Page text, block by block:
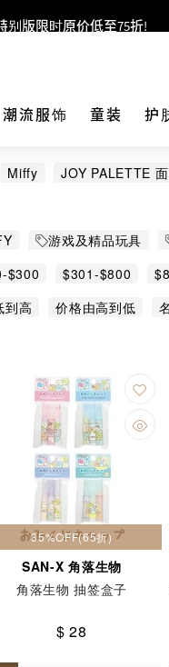
别版限时原价低至75折!
、CHANEL及LV专区！
运费！
及小皮具低至6折
潮流服饰 童装 护
Miffy JOY PALETTE
芭比 萬代 蠟筆小新
游戏及精品玩具
Hello Kitty
$300 $301-$800
到高 价格由高到低
35%OFF(65折)
SAN-X 角落生物
角落生物 抽签盒子
$ 28